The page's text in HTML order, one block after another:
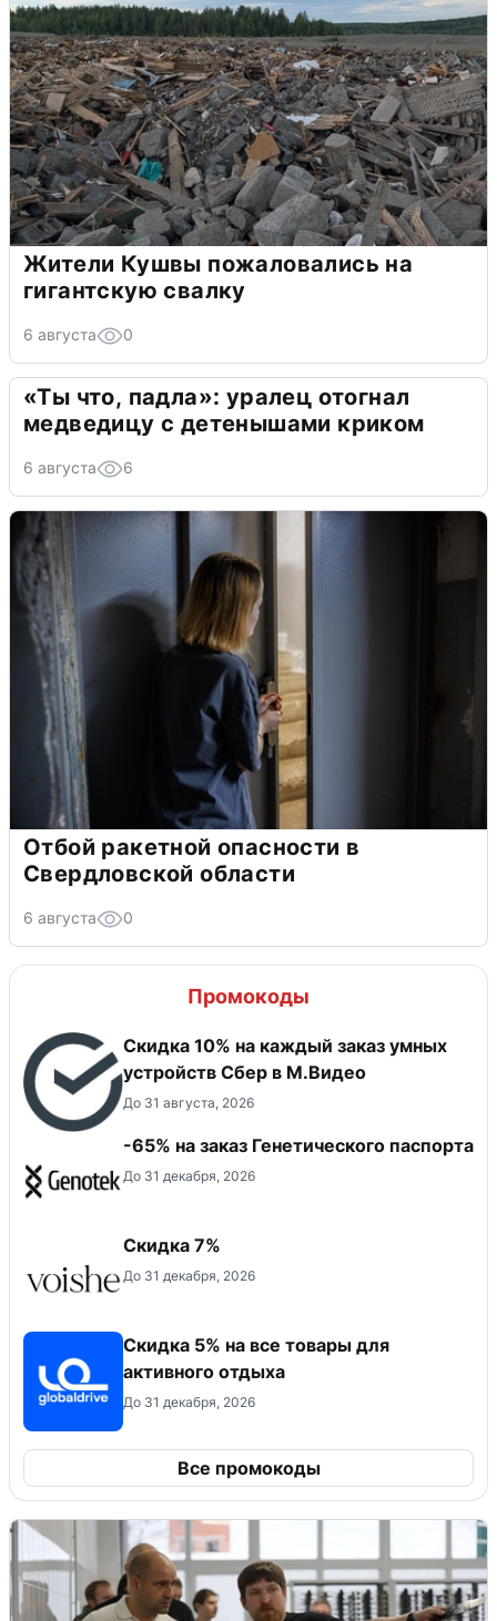
Жители Кушвы пожаловались на
гигантскую свалку
6 августа 0
«Ты что, падла»: уралец отогнал
медведицу с детенышами криком
6 августа 6
Отбой ракетной опасности в
Свердловской области
6 августа 0
Промокоды
Скидка 10% на каждый заказ умных
устройств Сбер в М.Видео
До 31 августа, 2026
-65% на заказ Генетического паспорта
До 31 декабря, 2026
​Скидка 7%
До 31 декабря, 2026
Скидка 5% на все товары для
активного отдыха
До 31 декабря, 2026
Все промокоды